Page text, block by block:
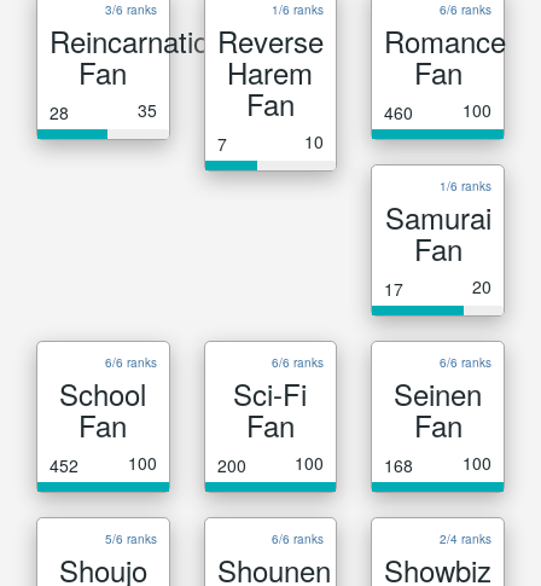
3/6 ranks
Reincarnation
Fan
28 35
1/6 ranks
Reverse
Harem
Fan
7 10
6/6 ranks
Romance
Fan
460 100
1/6 ranks
Samurai
Fan
17 20
6/6 ranks
School
Fan
452 100
6/6 ranks
Sci-Fi
Fan
200 100
6/6 ranks
Seinen
Fan
168 100
5/6 ranks
Shoujo
6/6 ranks
Shounen
2/4 ranks
Showbiz